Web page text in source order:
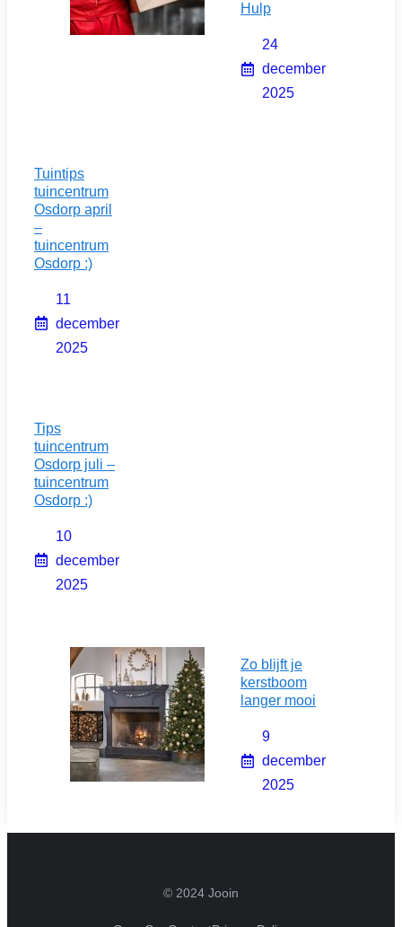
Hulp
24
december
2025
Tuintips
tuincentrum
Osdorp april
–
tuincentrum
Osdorp :)
11
december
2025
Tips
tuincentrum
Osdorp juli –
tuincentrum
Osdorp :)
10
december
2025
Zo blijft je
kerstboom
langer mooi
9
december
2025
© 2024 Jooin